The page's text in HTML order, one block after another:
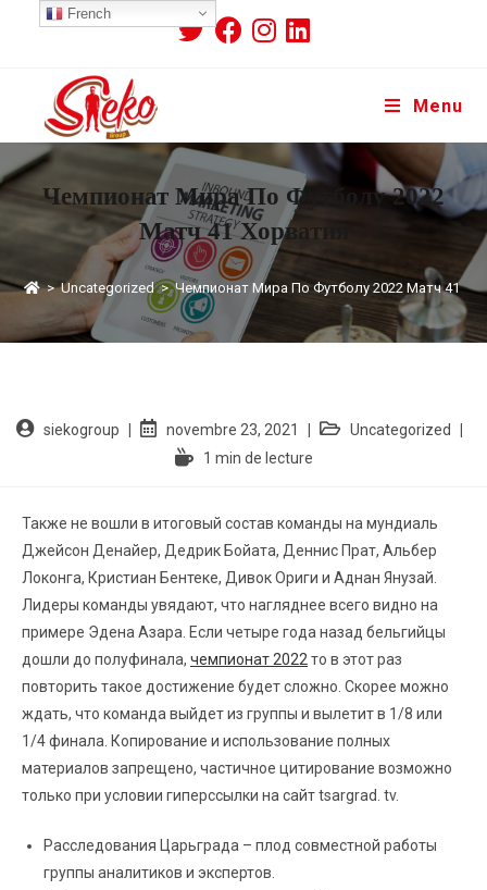
Menu
Чемпионат Мира По Футболу 2022
Матч 41 Хорватия
> Uncategorized > Чемпионат Мира По Футболу 2022 Матч 41
siekogroup novembre 23, 2021
Uncategorized
1 min de lecture
Также не вошли в итоговый состав команды на мундиаль
Джейсон Денайер, Дедрик Бойата, Деннис Прат, Альбер
Локонга, Кристиан Бентеке, Дивок Ориги и Аднан Янузай.
Лидеры команды увядают, что нагляднее всего видно на
примере Эдена Азара. Если четыре года назад бельгийцы
дошли до полуфинала, чемпионат 2022 то в этот раз
повторить такое достижение будет сложно. Скорее можно
ждать, что команда выйдет из группы и вылетит в 1/8 или
1/4 финала. Копирование и использование полных
материалов запрещено, частичное цитирование возможно
только при условии гиперссылки на сайт tsargrad. tv.
Расследования Царьграда – плод совместной работы
группы аналитиков и экспертов.
French